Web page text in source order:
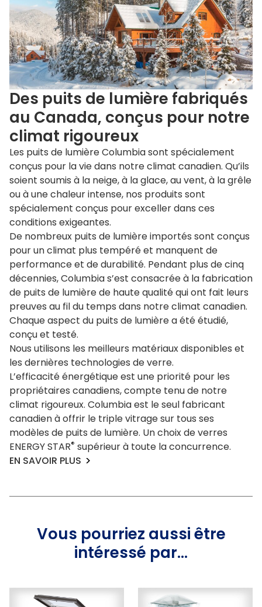
Des puits de lumière fabriqués
au Canada, conçus pour notre
climat rigoureux
Les puits de lumière Columbia sont spécialement
conçus pour la vie dans notre climat canadien. Qu’ils
soient soumis à la neige, à la glace, au vent, à la grêle
ou à une chaleur intense, nos produits sont
spécialement conçus pour exceller dans ces
conditions exigeantes.
De nombreux puits de lumière importés sont conçus
pour un climat plus tempéré et manquent de
performance et de durabilité. Pendant plus de cinq
décennies, Columbia s’est consacrée à la fabrication
de puits de lumière de haute qualité qui ont fait leurs
preuves au fil du temps dans notre climat canadien.
Chaque aspect du puits de lumière a été étudié,
conçu et testé.
Nous utilisons les meilleurs matériaux disponibles et
les dernières technologies de verre.
L’efficacité énergétique est une priorité pour les
propriétaires canadiens, compte tenu de notre
climat rigoureux. Columbia est le seul fabricant
canadien à offrir le triple vitrage sur tous ses
modèles de puits de lumière. Un choix de verres
ENERGY STAR® supérieur à toute la concurrence.
EN SAVOIR PLUS
Vous pourriez aussi être
intéressé par…